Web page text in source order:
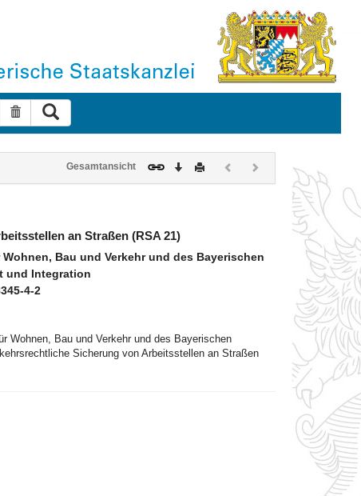
Suche zurücksetzen
Gesamtansicht Download
DruckenVorherigesNächstes
Dokument
(inaktiv)
an Straßen (RSA 21)
Bau und Verkehr und des Bayerischen
und Integration
4-2
Wohnen, Bau und Verkehr und des Bayerischen
Sicherung von Arbeitsstellen an Straßen